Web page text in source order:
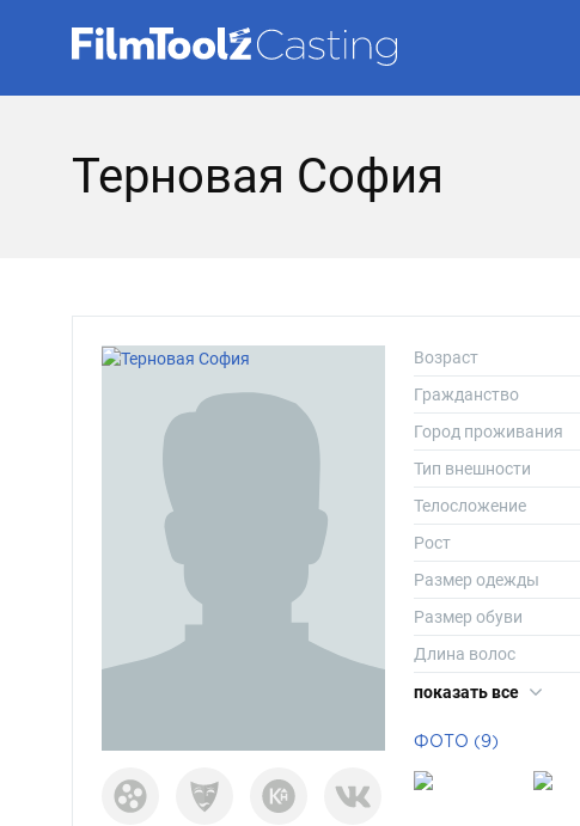
Терновая София
Возраст
Гражданство
Город проживания
Тип внешности
Телосложение
Рост
Размер одежды
Размер обуви
Длина волос
Цвет волос
показать все
ФОТО (9)